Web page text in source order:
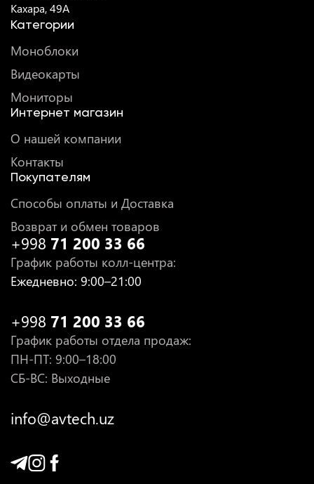
Кахара, 49A
Категории
Моноблоки
Видеокарты
Мониторы
Интернет магазин
О нашей компании
Контакты
Покупателям
Способы оплаты и Доставка
Возврат и обмен товаров
+998 71 200 33 66
График работы колл-центра:
Ежедневно: 9:00–21:00
+998 71 200 33 66
График работы отдела продаж:
ПН-ПТ: 9:00–18:00
СБ-ВС: Выходные
info@avtech.uz